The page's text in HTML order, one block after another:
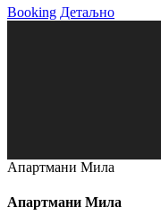
Booking Детаљно
Апартмани Мила
Апартмани Мила